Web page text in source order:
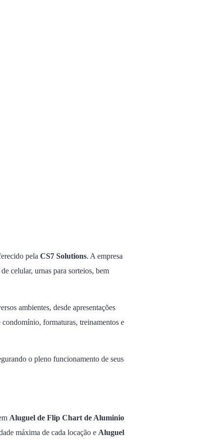
pela CS7 Solutions. A empresa
celular, urnas para sorteios, bem
ambientes, desde apresentações
condomínio, formaturas, treinamentos e
o pleno funcionamento de seus
Aluguel de Flip Chart de Aluminio
máxima de cada locação e Aluguel